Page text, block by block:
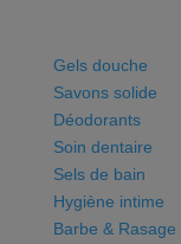
Gels douche
Savons solide
Déodorants
Soin dentaire
Sels de bain
Hygiène intime
Barbe & Rasage